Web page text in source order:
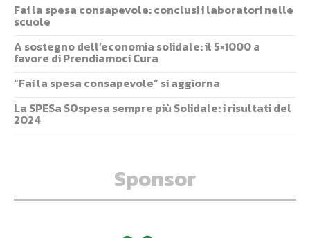
Fai la spesa consapevole: conclusi i laboratori nelle
scuole
A sostegno dell’economia solidale: il 5×1000 a
favore di Prendiamoci Cura
“Fai la spesa consapevole” si aggiorna
La SPESa SOspesa sempre più Solidale: i risultati del
2024
Sponsor